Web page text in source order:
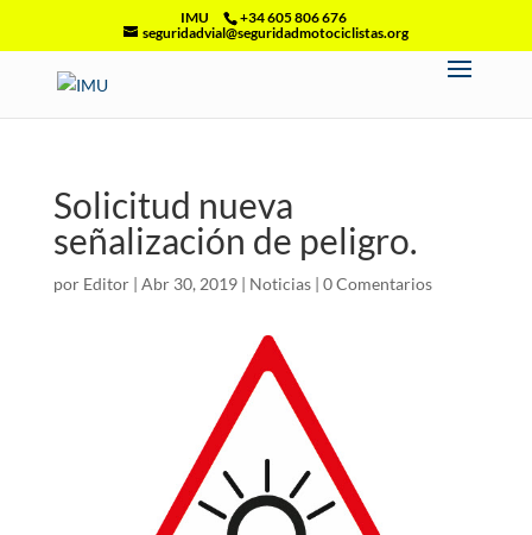
IMU
+34 605 806 676
seguridadvial@seguridadmotociclistas.org
Solicitud nueva
señalización de peligro.
por Editor| Abr 30, 2019| Noticias| 0 Comentarios